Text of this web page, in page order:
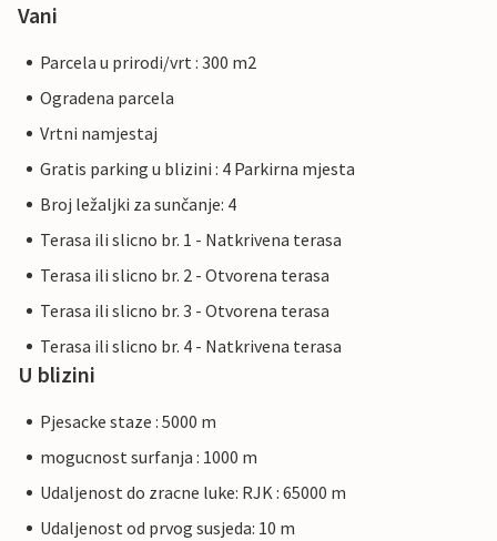
Vani
Parcela u prirodi/vrt : 300 m2
Ogradena parcela
Vrtni namjestaj
Gratis parking u blizini : 4 Parkirna mjesta
Broj ležaljki za sunčanje: 4
Terasa ili slicno br. 1 - Natkrivena terasa
Terasa ili slicno br. 2 - Otvorena terasa
Terasa ili slicno br. 3 - Otvorena terasa
Terasa ili slicno br. 4 - Natkrivena terasa
U blizini
Pjesacke staze : 5000 m
mogucnost surfanja : 1000 m
Udaljenost do zracne luke: RJK : 65000 m
Udaljenost od prvog susjeda: 10 m